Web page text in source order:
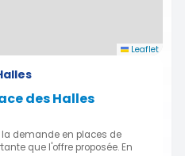
Leaflet
des Halles
demande en places de
que l'offre proposée. En